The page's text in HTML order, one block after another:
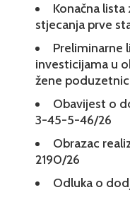
Konačna
stjecanja prve
Preliminarne
investicijama u
žene
Obavijest o
3-45-5-46/26
Obrazac
2190/26
Odluka o